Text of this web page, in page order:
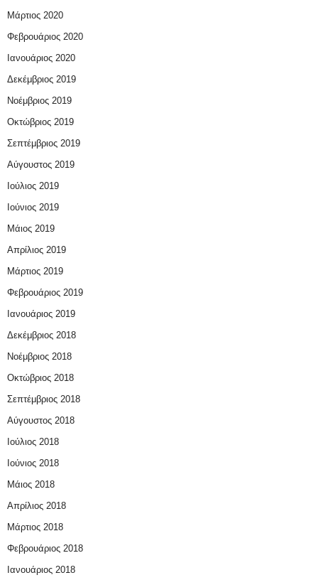
Μάρτιος 2020
Φεβρουάριος 2020
Ιανουάριος 2020
Δεκέμβριος 2019
Νοέμβριος 2019
Οκτώβριος 2019
Σεπτέμβριος 2019
Αύγουστος 2019
Ιούλιος 2019
Ιούνιος 2019
Μάιος 2019
Απρίλιος 2019
Μάρτιος 2019
Φεβρουάριος 2019
Ιανουάριος 2019
Δεκέμβριος 2018
Νοέμβριος 2018
Οκτώβριος 2018
Σεπτέμβριος 2018
Αύγουστος 2018
Ιούλιος 2018
Ιούνιος 2018
Μάιος 2018
Απρίλιος 2018
Μάρτιος 2018
Φεβρουάριος 2018
Ιανουάριος 2018